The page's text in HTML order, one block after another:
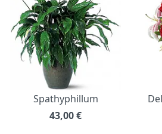
Spathyphillum
43,00€